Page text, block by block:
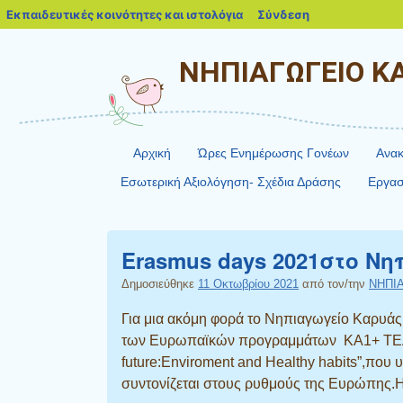
ΝΗΠΙΑΓΩΓΕΙΟ
Αρχική Ώρες Ενημέρωσης Γονέων
Εσωτερική Αξιολόγηση- Σχέδια Δράσης
Erasmus days 2021στο
Δημοσιεύθηκε 11 Οκτωβρίου 2021 από τον/την
Για μια ακόμη φορά το Νηπιαγωγείο
των Ευρωπαϊκών προγραμμάτων ΚΑ1+
future:Εnviroment and Healthy habits”,που
συντονίζεται στους ρυθμούς της
Εκπαιδευτικές κοινότητες και ιστολόγια blogs.sch.gr
Σύνδεση